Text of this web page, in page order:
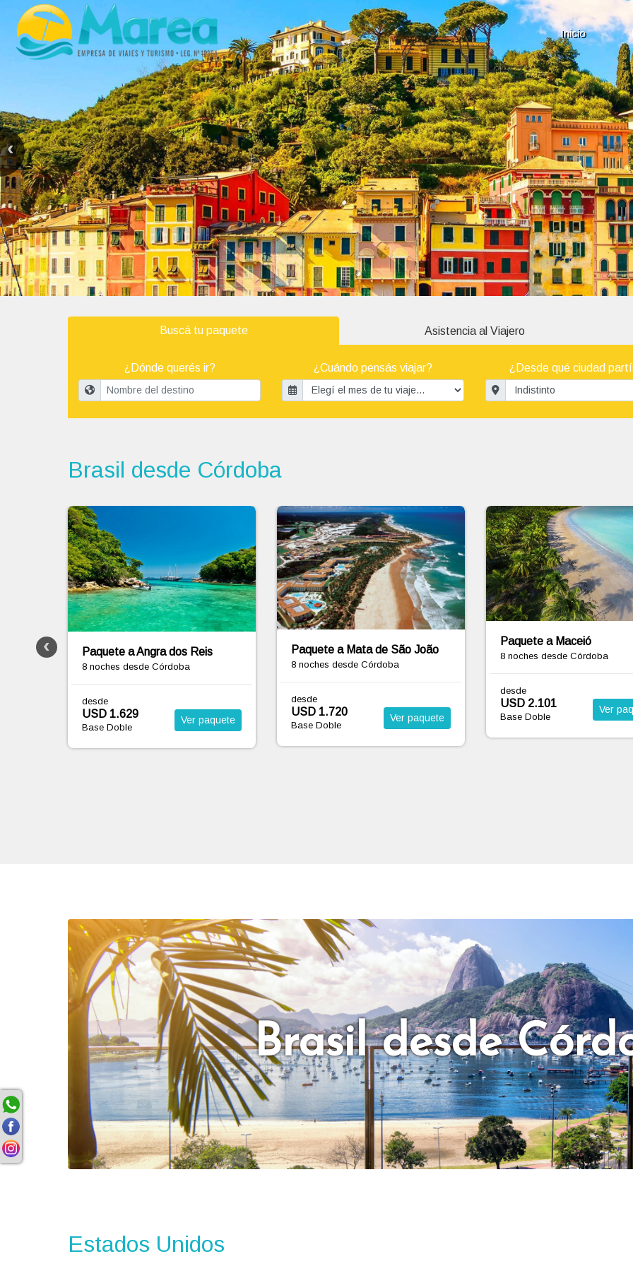
Inicio
Buscá tu paquete Asistencia al Viajero
¿Dónde querés ir? ¿Cuándo pensás viajar? ¿Desde qué ciudad
Brasil desde Córdoba
Paquete a Mata de São João
8 noches desde Córdoba
desde
USD 1.720
Base Doble
Ver paquete
8 nochesdesde Córdoba
USD 2.101
Base Doble
Ver paquete
8 nochesdesde Córdoba
USD 2.149
Base Doble
Ver
Brasil desde
Estados Unidos